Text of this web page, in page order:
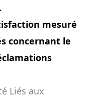
mesuré
concernant le
Liés aux